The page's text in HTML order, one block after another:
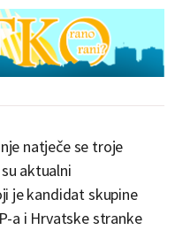
natječe se troje
aktualni
je kandidat skupine
a i Hrvatske stranke